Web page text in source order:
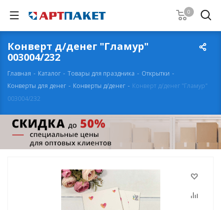
0
Конверт д/денег "Гламур"
003004/232
Главная - Каталог - Товары для праздника - Открытки -
Конверты для денег - Конверты д/денег - Конверт д/денег "Гламур"
003004/232